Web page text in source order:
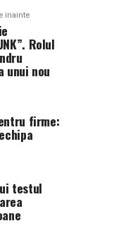
inainte
Rolul
unui nou
firme:
testul